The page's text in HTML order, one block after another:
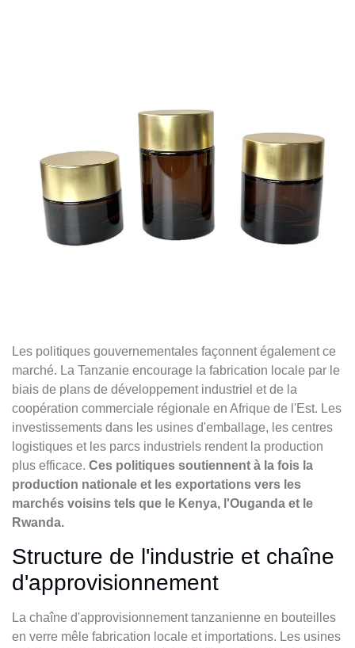
Les politiques gouvernementales façonnent également ce
marché. La Tanzanie encourage la fabrication locale par le
biais de plans de développement industriel et de la
coopération commerciale régionale en Afrique de l'Est. Les
investissements dans les usines d'emballage, les centres
logistiques et les parcs industriels rendent la production
plus efficace. Ces politiques soutiennent à la fois la
production nationale et les exportations vers les
marchés voisins tels que le Kenya, l'Ouganda et le
Rwanda.
Structure de l'industrie et chaîne
d'approvisionnement
La chaîne d'approvisionnement tanzanienne en bouteilles
en verre mêle fabrication locale et importations. Les usines